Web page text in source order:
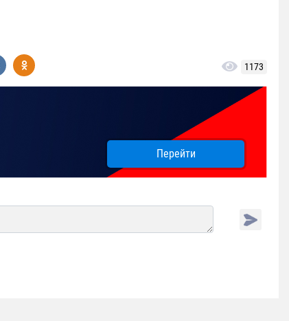
1173
Перейти